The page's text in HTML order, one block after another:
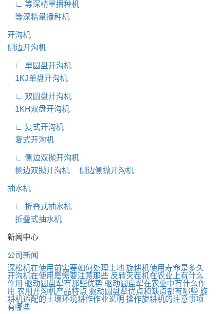
∟ 等深精量播种机
等深精量播种机
开沟机
侧边开沟机
∟ 单圆盘开沟机
1KJ单盘开沟机
∟ 双圆盘开沟机
1KH双盘开沟机
∟ 复式开沟机
复式开沟机
∟ 侧边双抛开沟机
侧边双抛开沟机
侧边侧抛开沟机
抽水机
∟ 折叠式抽水机
折叠式抽水机
新闻中心
公司新闻
深松机在使用前需要如何处理土地 旋耕机使用寿命是多久
开沟机在使用是需要注意那些 反转灭茬机在农业上有什么
作用 驱动圆盘犁有那些优势 驱动圆盘犁在农业中有什么作
用 农用开沟机产品特点 驱动圆盘犁优点和缺点都有哪些 旋
耕机适配的土壤环境耕作作业说明 操作旋耕机的注意事项
有哪些